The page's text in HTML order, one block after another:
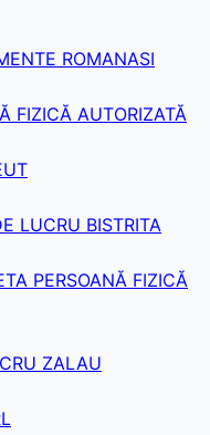
ROMANASI
FIZICĂ AUTORIZATĂ
LUCRU BISTRITA
PERSOANĂ FIZICĂ
ZALAU